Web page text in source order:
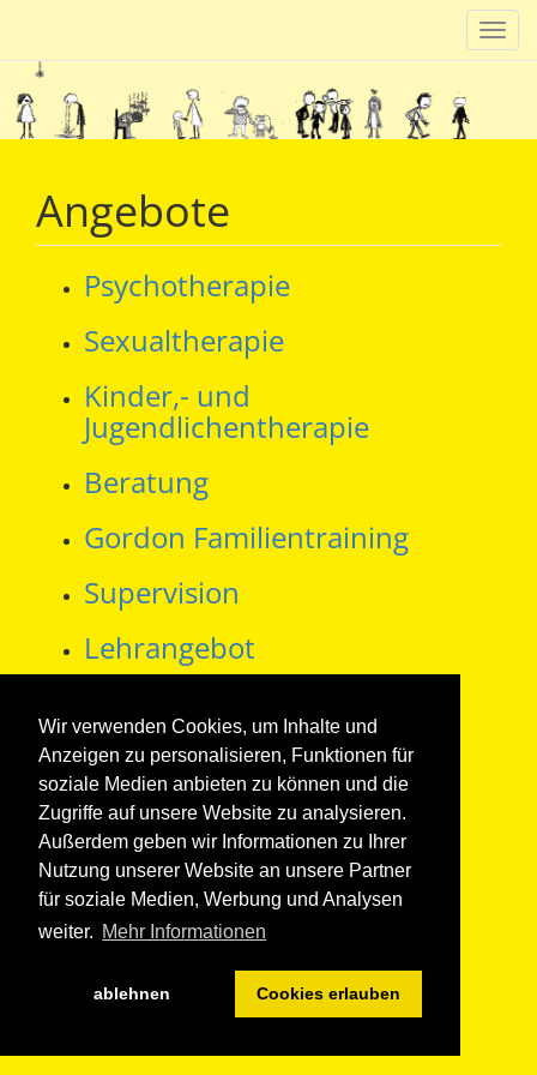
Wir verwenden Cookies, um Inhalte und
Anzeigen zu personalisieren, Funktionen für
soziale Medien anbieten zu können und die
Zugriffe auf unsere Website zu analysieren.
Außerdem geben wir Informationen zu Ihrer
Nutzung unserer Website an unsere Partner
für soziale Medien, Werbung und Analysen
weiter. Mehr Informationen
ablehnen Cookies erlauben
Angebote
Psychotherapie
Sexualtherapie
Kinder,- und
Jugendlichentherapie
Beratung
Gordon Familientraining
Supervision
Lehrangebot
Impressum Datenschutzerklärung Kontakt
Login